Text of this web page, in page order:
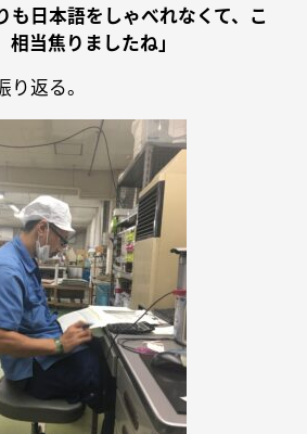
も日本語をしゃべれなくて、こ
当焦りましたね」
返る。